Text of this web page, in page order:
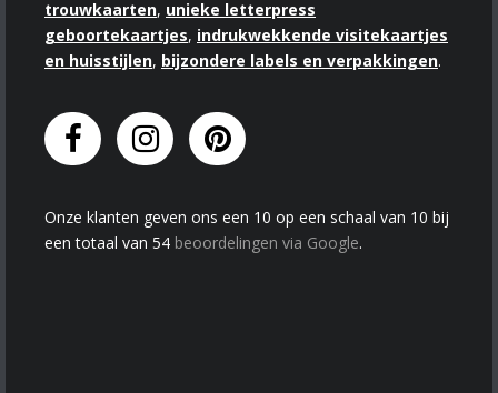
trouwkaarten, unieke letterpress
geboortekaartjes, indrukwekkende visitekaartjes
en huisstijlen, bijzondere labels en verpakkingen.
Onze klanten geven ons een 10 op een schaal van 10 bij
een totaal van 54 beoordelingen via Google.